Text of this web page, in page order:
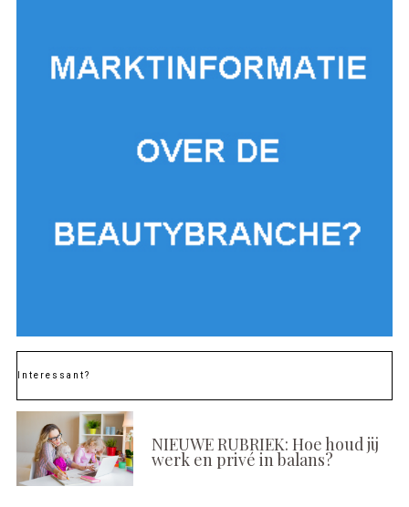
Interessant?
NIEUWE RUBRIEK: Hoe houd jij
werk en privé in balans?